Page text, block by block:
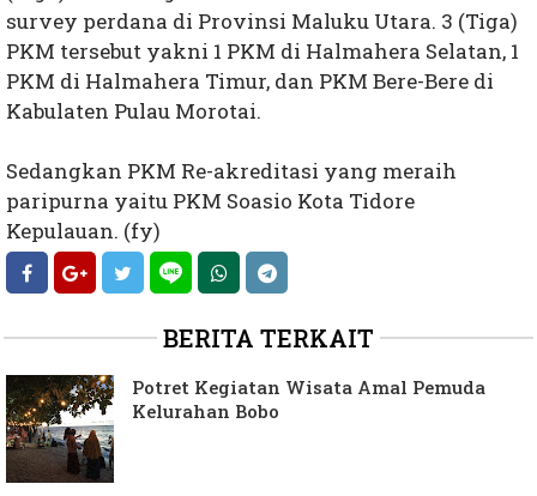
survey perdana di Provinsi Maluku Utara. 3 (Tiga)
PKM tersebut yakni 1 PKM di Halmahera Selatan, 1
PKM di Halmahera Timur, dan PKM Bere-Bere di
Kabulaten Pulau Morotai.
Sedangkan PKM Re-akreditasi yang meraih
paripurna yaitu PKM Soasio Kota Tidore
Kepulauan. (fy)
BERITA TERKAIT
Potret Kegiatan Wisata Amal Pemuda
Kelurahan Bobo